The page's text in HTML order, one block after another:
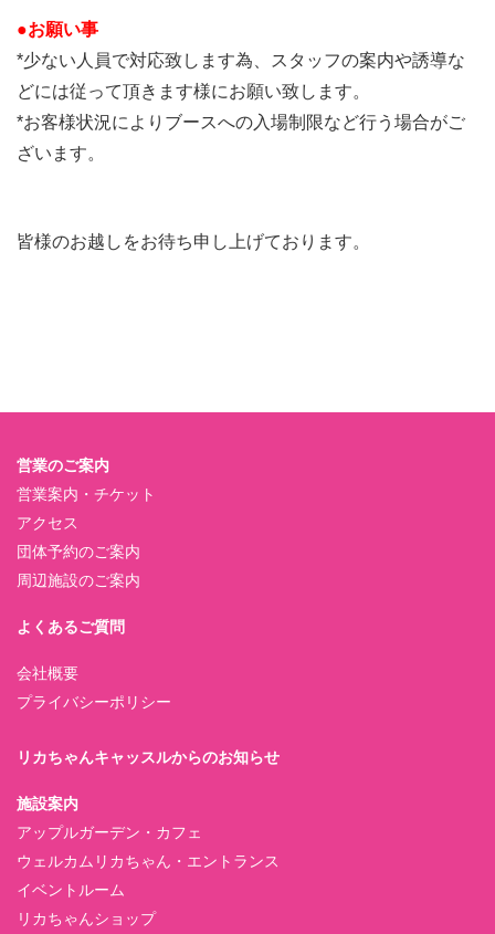
●お願い事
*少ない人員で対応致します為、スタッフの案内や誘導な
どには従って頂きます様にお願い致します。
*お客様状況によりブースへの入場制限など行う場合がご
ざいます。
皆様のお越しをお待ち申し上げております。
営業のご案内
営業案内・チケット
アクセス
団体予約のご案内
周辺施設のご案内
よくあるご質問
会社概要
プライバシーポリシー
リカちゃんキャッスルからのお知らせ
施設案内
アップルガーデン・カフェ
ウェルカムリカちゃん・エントランス
イベントルーム
リカちゃんショップ